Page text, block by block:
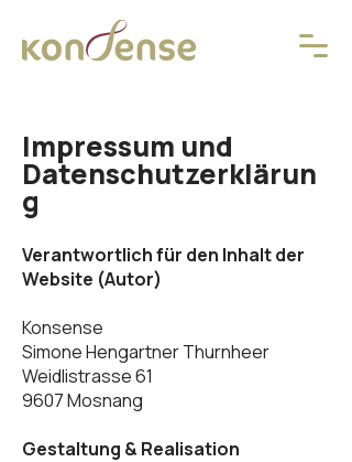
Impressum und
Datenschutzerklärun
g
Verantwortlich für den Inhalt der
Website (Autor)
Konsense
Simone Hengartner Thurnheer
Weidlistrasse 61
9607 Mosnang
Gestaltung & Realisation